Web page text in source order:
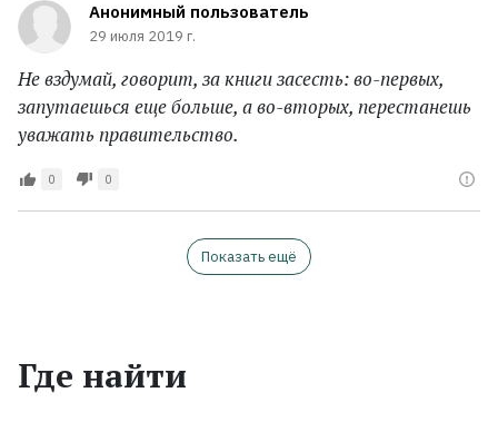
Анонимный пользователь
29 июля 2019 г.
Не вздумай, говорит, за книги засесть: во-первых,
запутаешься еще больше, а во-вторых, перестанешь
уважать правительство.
0 0
Показать ещё
Где найти